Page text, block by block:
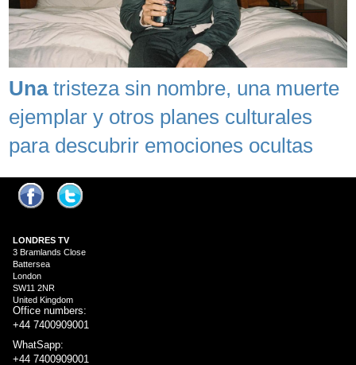
Unatristeza sin nombre, una muerte
ejemplar y otros planes culturales
para descubrir emociones ocultas
LONDRES TV
3 Bramlands Close
Battersea
London
SW11 2NR
United Kingdom
Office numbers:
+44 7400909001
WhatSapp:
+44 7400909001